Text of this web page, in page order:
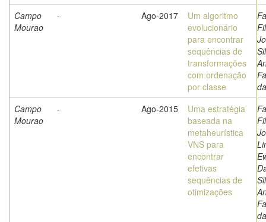
Campo
Mourao
- Ago-2017
Um algoritmo
evolucionário
para encontrar
sequências de
transformações
com ordenação
por classe
da
Campo
Mourao
- Ago-2015
Uma estratégia
baseada na
metaheurística
VNS para
encontrar
efetivas
sequências de
otimizações
da